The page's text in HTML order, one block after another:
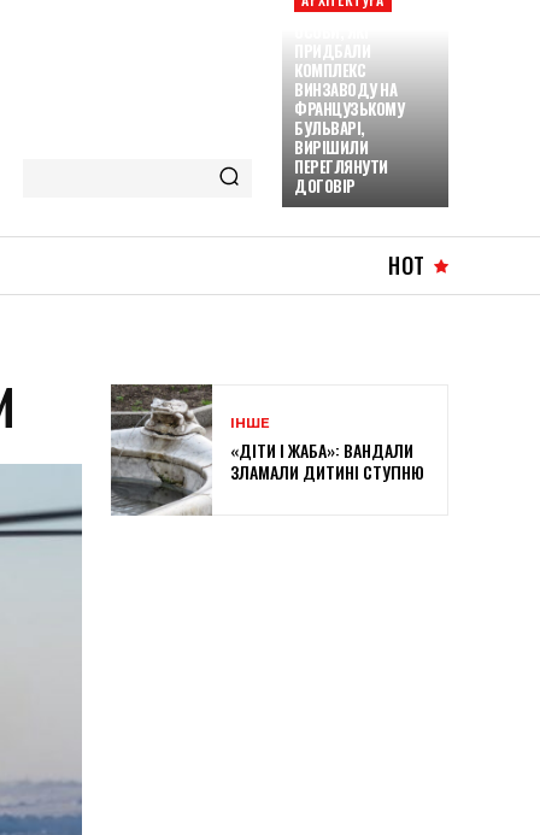
ПРИДБАЛИ
КОМПЛЕКС
ВИНЗАВОДУ НА
ФРАНЦУЗЬКОМУ
БУЛЬВАРІ,
ВИРІШИЛИ
ПЕРЕГЛЯНУТИ
ДОГОВІР
HOT
ІНШЕ
«ДІТИ І ЖАБА»: ВАНДАЛИ
ЗЛАМАЛИ ДИТИНІ СТУПНЮ